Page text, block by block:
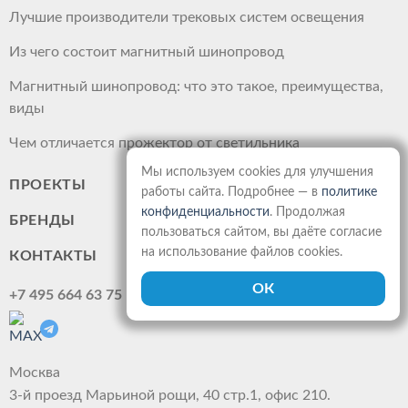
Лучшие производители трековых систем освещения
Из чего состоит магнитный шинопровод
Магнитный шинопровод: что это такое, преимущества,
виды
Чем отличается прожектор от светильника
ПРОЕКТЫ
БРЕНДЫ
КОНТАКТЫ
+7 495 664 63 75
Москва
3-й проезд Марьиной рощи, 40 стр.1, офис 210.
Мы используем cookies для улучшения
работы сайта. Подробнее — в политике
конфиденциальности. Продолжая
пользоваться сайтом, вы даёте согласие
на использование файлов cookies.